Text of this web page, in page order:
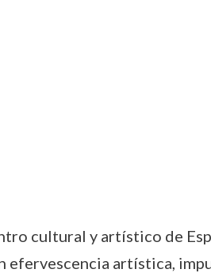
cultural y artístico de
efervescencia artística,